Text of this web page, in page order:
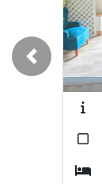
Previous